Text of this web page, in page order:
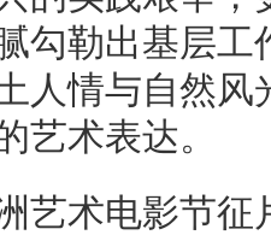
勾勒出基层
人情与自然风
艺术表达。
术电影节征